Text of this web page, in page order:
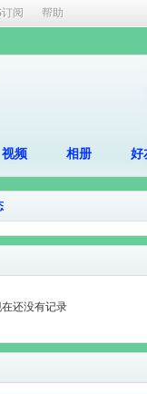
阅 帮助
视频 相册 好
还没有记录